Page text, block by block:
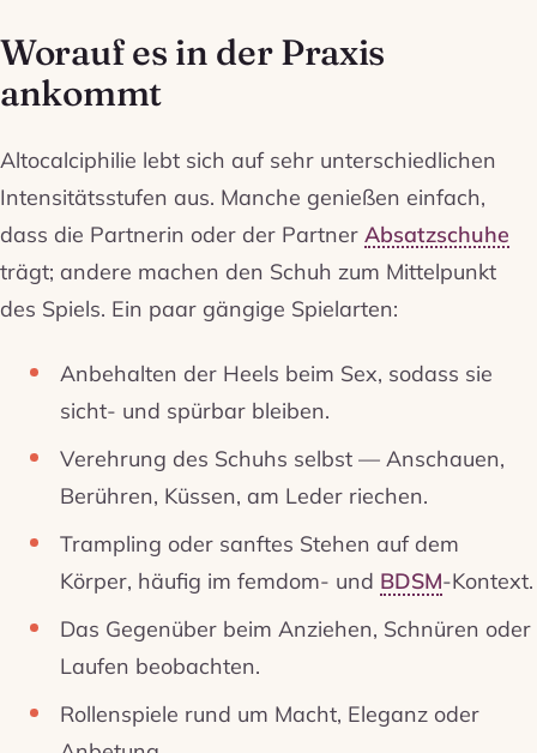
Worauf es in der Praxis
ankommt
Altocalciphilie lebt sich auf sehr unterschiedlichen
Intensitätsstufen aus. Manche genießen einfach,
dass die Partnerin oder der Partner Absatzschuhe
trägt; andere machen den Schuh zum Mittelpunkt
des Spiels. Ein paar gängige Spielarten:
Anbehalten der Heels beim Sex, sodass sie
sicht- und spürbar bleiben.
Verehrung des Schuhs selbst — Anschauen,
Berühren, Küssen, am Leder riechen.
Trampling oder sanftes Stehen auf dem
Körper, häufig im femdom- und BDSM-Kontext.
Das Gegenüber beim Anziehen, Schnüren oder
Laufen beobachten.
Rollenspiele rund um Macht, Eleganz oder